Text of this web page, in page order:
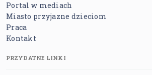
Portal w mediach
Miasto przyjazne dzieciom
Praca
Kontakt
PRZYDATNE LINKI